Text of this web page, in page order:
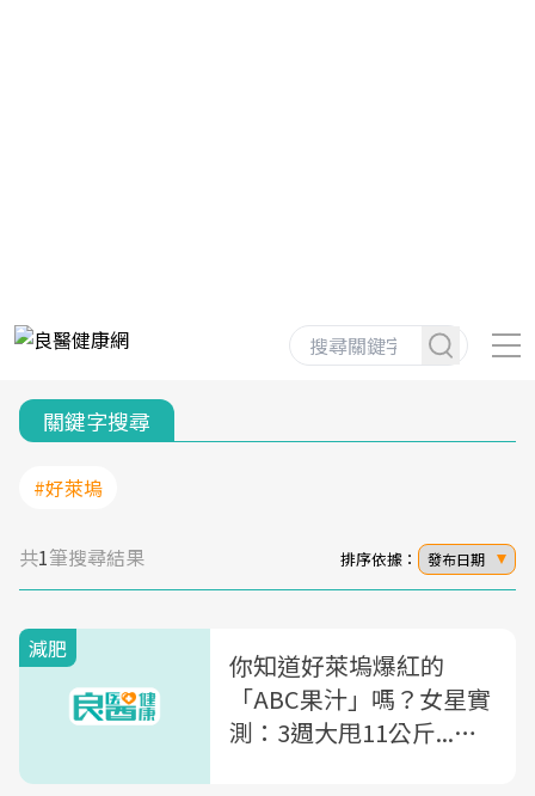
關鍵字搜尋
#好萊塢
共1筆搜尋結果 排序依據： 發布日期
減肥
你知道好萊塢爆紅的
「ABC果汁」嗎？女星實
測：3週大甩11公斤...